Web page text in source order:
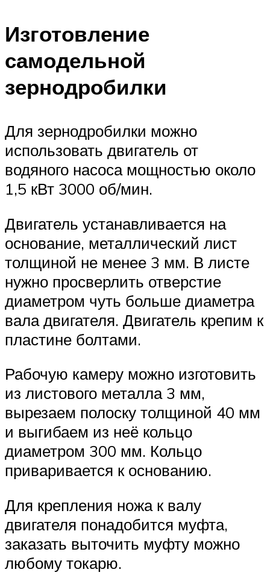
Изготовление
самодельной
зернодробилки
Для зернодробилки можно
использовать двигатель от
водяного насоса мощностью около
1,5 кВт 3000 об/мин.
Двигатель устанавливается на
основание, металлический лист
толщиной не менее 3 мм. В листе
нужно просверлить отверстие
диаметром чуть больше диаметра
вала двигателя. Двигатель крепим к
пластине болтами.
Рабочую камеру можно изготовить
из листового металла 3 мм,
вырезаем полоску толщиной 40 мм
и выгибаем из неё кольцо
диаметром 300 мм. Кольцо
приваривается к основанию.
Для крепления ножа к валу
двигателя понадобится муфта,
заказать выточить муфту можно
любому токарю.